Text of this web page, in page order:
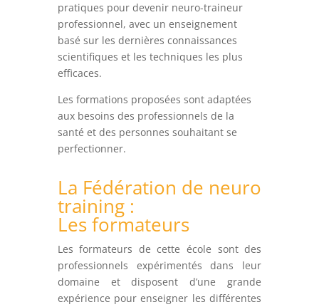
pratiques pour devenir neuro-traineur
professionnel, avec un enseignement
basé sur les dernières connaissances
scientifiques et les techniques les plus
efficaces.
Les formations proposées sont adaptées
aux besoins des professionnels de la
santé et des personnes souhaitant se
perfectionner.
La Fédération de neuro
training :
Les formateurs
Les formateurs de cette école sont des
professionnels expérimentés dans leur
domaine et disposent d’une grande
expérience pour enseigner les différentes